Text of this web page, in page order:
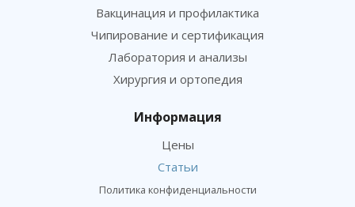
Вакцинация и профилактика
Чипирование и сертификация
Лаборатория и анализы
Хирургия и ортопедия
Информация
Цены
Статьи
Политика конфиденциальности